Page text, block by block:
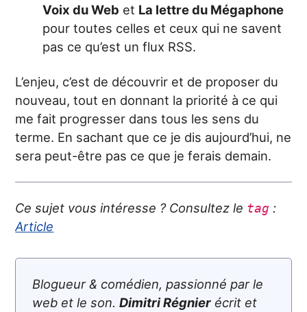
Voix du Web et La lettre du Mégaphone
pour toutes celles et ceux qui ne savent
pas ce qu’est un flux RSS.
L’enjeu, c’est de découvrir et de proposer du
nouveau, tout en donnant la priorité à ce qui
me fait progresser dans tous les sens du
terme. En sachant que ce je dis aujourd’hui, ne
sera peut-être pas ce que je ferais demain.
Ce sujet vous intéresse ? Consultez le tag :
Article
Blogueur & comédien, passionné par le
web et le son.Dimitri Régnier écrit et